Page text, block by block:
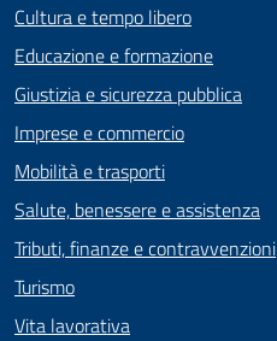
Cultura e tempo libero
Educazione e formazione
Giustizia e sicurezza pubblica
Imprese e commercio
Mobilità e trasporti
Salute, benessere e assistenza
Tributi, finanze e contravvenzioni
Turismo
Vita lavorativa